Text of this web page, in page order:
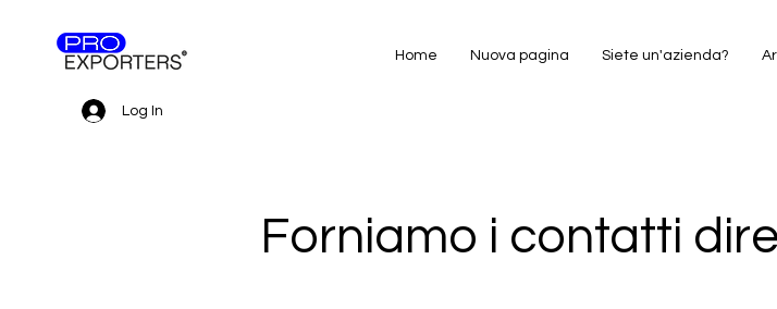
Log In
Home Nuova pagina Siete un'azienda?
Forniamo i contatti